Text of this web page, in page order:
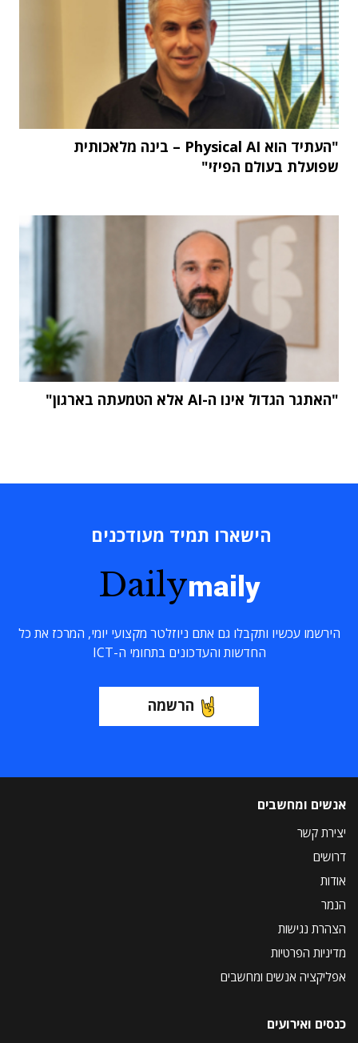
"העתיד הוא Physical AI – בינה מלאכותית
שפועלת בעולם הפיזי"
"האתגר הגדול אינו ה-AI אלא הטמעתה בארגון"
הישארו תמיד מעודכנים
Dailymaily
הירשמו עכשיו ותקבלו גם אתם ניוזלטר מקצועי יומי, המרכז את כל
החדשות והעדכונים בתחומי ה-ICT
הרשמה
אנשים ומחשבים
יצירת קשר
דרושים
אודות
הנמר
הצהרת נגישות
מדיניות הפרטיות
אפליקציה אנשים ומחשבים
כנסים ואירועים